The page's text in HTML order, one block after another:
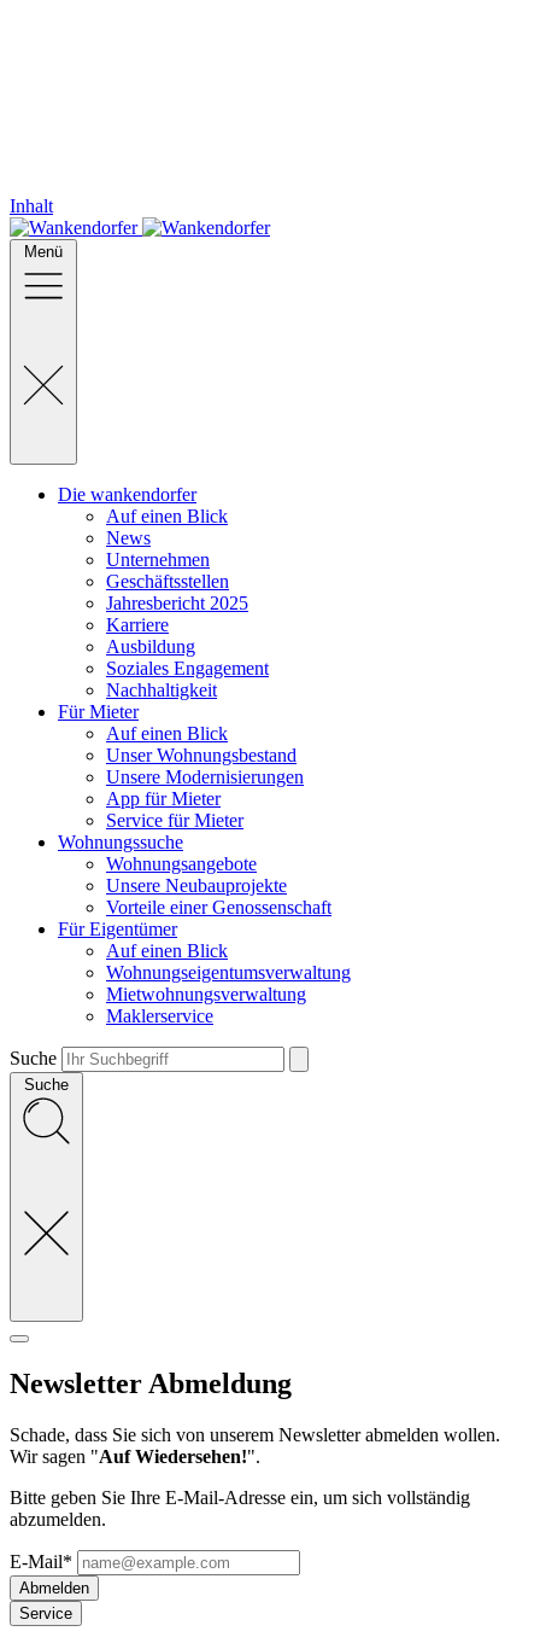
Inhalt
Menü
Die wankendorfer
Auf einen Blick
News
Unternehmen
Geschäftsstellen
Jahresbericht 2025
Karriere
Ausbildung
Soziales Engagement
Nachhaltigkeit
Für Mieter
Auf einen Blick
Unser Wohnungsbestand
Unsere Modernisierungen
App für Mieter
Service für Mieter
Wohnungssuche
Wohnungsangebote
Unsere Neubauprojekte
Vorteile einer Genossenschaft
Für Eigentümer
Auf einen Blick
Wohnungseigentumsverwaltung
Mietwohnungsverwaltung
Maklerservice
Suche
Suche
Newsletter Abmeldung
Schade, dass Sie sich von unserem Newsletter abmelden wollen.
Wir sagen "Auf Wiedersehen!".
Bitte geben Sie Ihre E-Mail-Adresse ein, um sich vollständig
abzumelden.
E-Mail*
Abmelden
Service